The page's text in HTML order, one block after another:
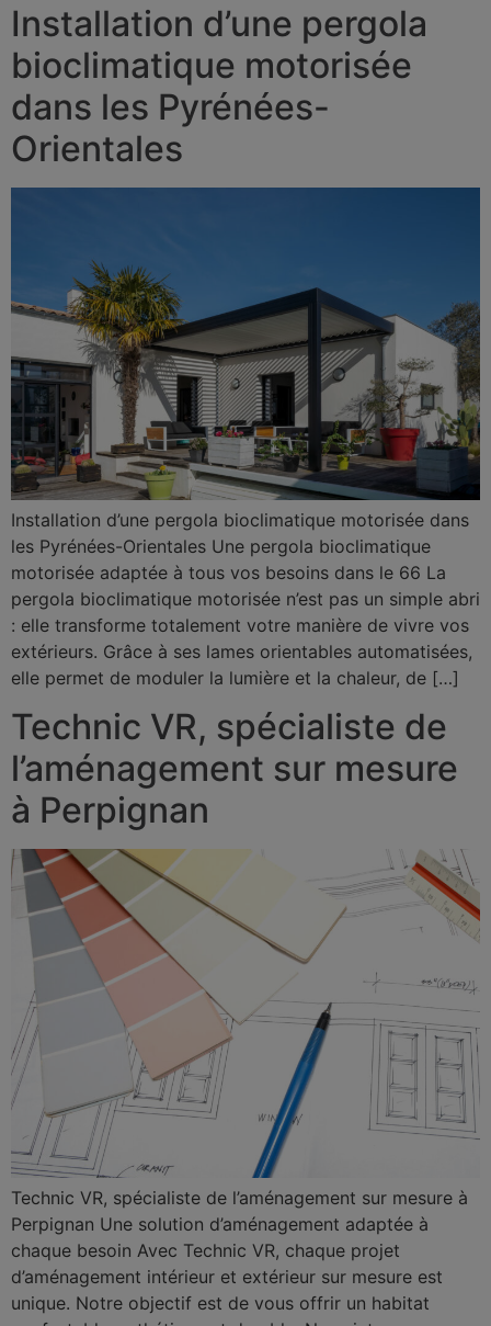
Installation d’une pergola
bioclimatique motorisée
dans les Pyrénées-
Orientales
Installation d’une pergola bioclimatique motorisée dans
les Pyrénées-Orientales Une pergola bioclimatique
motorisée adaptée à tous vos besoins dans le 66 La
pergola bioclimatique motorisée n’est pas un simple abri
: elle transforme totalement votre manière de vivre vos
extérieurs. Grâce à ses lames orientables automatisées,
elle permet de moduler la lumière et la chaleur, de […]
Technic VR, spécialiste de
l’aménagement sur mesure
à Perpignan
Technic VR, spécialiste de l’aménagement sur mesure à
Perpignan Une solution d’aménagement adaptée à
chaque besoin Avec Technic VR, chaque projet
d’aménagement intérieur et extérieur sur mesure est
unique. Notre objectif est de vous offrir un habitat